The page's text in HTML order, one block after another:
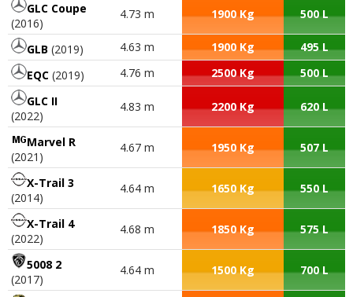
GLC Coupe
(2016)
4.73 m 1900 Kg 500 L
GLB (2019) 4.63 m 1900 Kg
495 L
EQC (2019) 4.76 m 2500 Kg
500 L
GLC II
(2022)
4.83 m 2200 Kg 620 L
Marvel R
(2021)
4.67 m 1950 Kg 507 L
X-Trail 3
(2014)
4.64 m 1650 Kg 550 L
X-Trail 4
(2022)
4.68 m 1850 Kg 575 L
5008 2
(2017)
4.64 m 1500 Kg 700 L